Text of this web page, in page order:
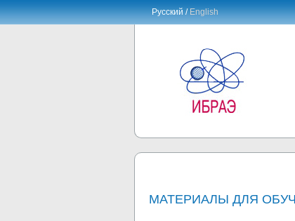
Русский /English
МАТЕРИАЛЫ ДЛЯ